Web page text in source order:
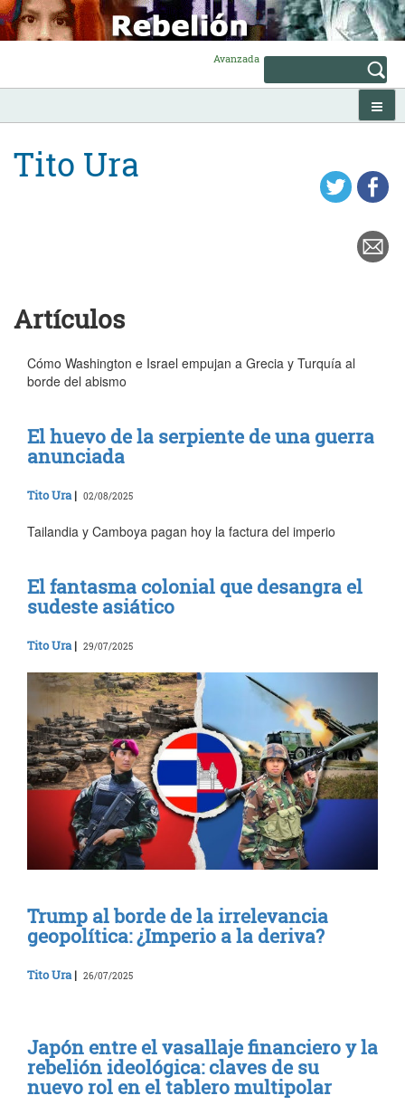
Skip
to
content
Avanzada
Tito Ura
Artículos
Cómo Washington e Israel empujan a Grecia y Turquía al
borde del abismo
El huevo de la serpiente de una guerra
anunciada
Tito Ura | 02/08/2025
Tailandia y Camboya pagan hoy la factura del imperio
El fantasma colonial que desangra el
sudeste asiático
Tito Ura | 29/07/2025
Trump al borde de la irrelevancia
geopolítica: ¿Imperio a la deriva?
Tito Ura | 26/07/2025
Japón entre el vasallaje financiero y la
rebelión ideológica: claves de su
nuevo rol en el tablero multipolar